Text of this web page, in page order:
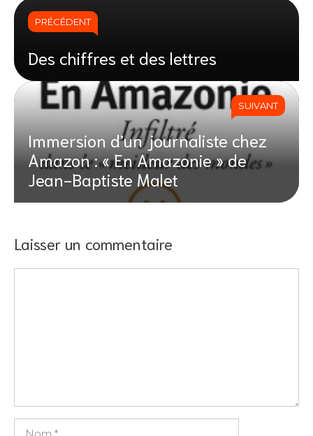
PRÉCÉDENT
Des chiffres et des lettres
SUIVANT
Immersion d’un journaliste chez
Amazon : « En Amazonie » de
Jean-Baptiste Malet
Laisser un commentaire